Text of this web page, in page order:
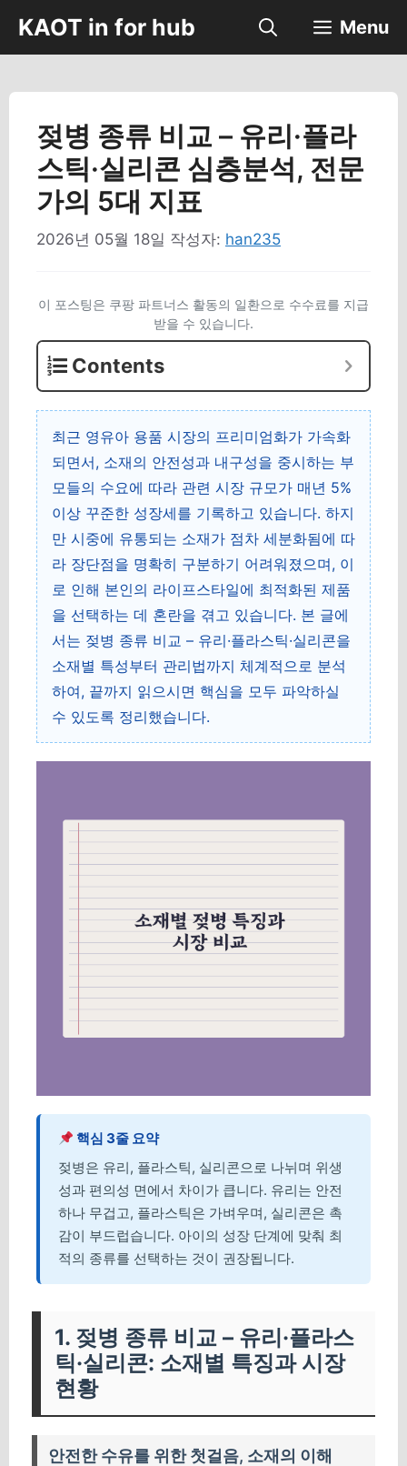
츠
건
KAOT in for hub Menu
젖병 종류 비교 – 유리·플라
스틱·실리콘 심층분석, 전문
가의 5대 지표
2026년 05월 18일 작성자: han235
이 포스팅은 쿠팡 파트너스 활동의 일환으로 수수료를 지급
받을 수 있습니다.
Contents
최근 영유아 용품 시장의 프리미엄화가 가속화
되면서, 소재의 안전성과 내구성을 중시하는 부
모들의 수요에 따라 관련 시장 규모가 매년 5%
이상 꾸준한 성장세를 기록하고 있습니다. 하지
만 시중에 유통되는 소재가 점차 세분화됨에 따
라 장단점을 명확히 구분하기 어려워졌으며, 이
로 인해 본인의 라이프스타일에 최적화된 제품
을 선택하는 데 혼란을 겪고 있습니다. 본 글에
서는 젖병 종류 비교 – 유리·플라스틱·실리콘을
소재별 특성부터 관리법까지 체계적으로 분석
하여, 끝까지 읽으시면 핵심을 모두 파악하실
수 있도록 정리했습니다.
핵심 3줄 요약
젖병은 유리, 플라스틱, 실리콘으로 나뉘며 위생
성과 편의성 면에서 차이가 큽니다. 유리는 안전
하나 무겁고, 플라스틱은 가벼우며, 실리콘은 촉
감이 부드럽습니다. 아이의 성장 단계에 맞춰 최
적의 종류를 선택하는 것이 권장됩니다.
1. 젖병 종류 비교 – 유리·플라스
틱·실리콘: 소재별 특징과 시장
현황
안전한 수유를 위한 첫걸음, 소재의 이해